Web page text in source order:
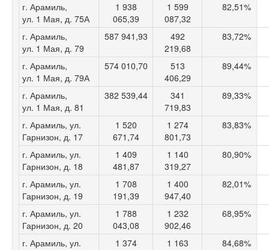
г. Арамиль,
ул. 1 Мая, д. 75А
1 938
065,39
1 599
087,32
82,51%
г. Арамиль,
ул. 1 Мая, д. 79
587 941,93
492
219,68
83,72%
г. Арамиль,
ул. 1 Мая, д. 79А
574 010,70
513
406,29
89,44%
г. Арамиль,
ул. 1 Мая, д. 81
382 539,44
341
719,83
89,33%
г. Арамиль, ул.
Гарнизон, д. 17
1 520
671,74
1 274
801,73
83,83%
г. Арамиль, ул.
Гарнизон, д. 18
1 409
481,87
1 140
319,27
80,90%
г. Арамиль, ул.
Гарнизон, д. 19
1 708
191,39
1 400
947,40
82,01%
г. Арамиль, ул.
Гарнизон, д. 20
1 788
043,08
1 232
902,46
68,95%
г. Арамиль, ул.
1 374
1 163
84,68%